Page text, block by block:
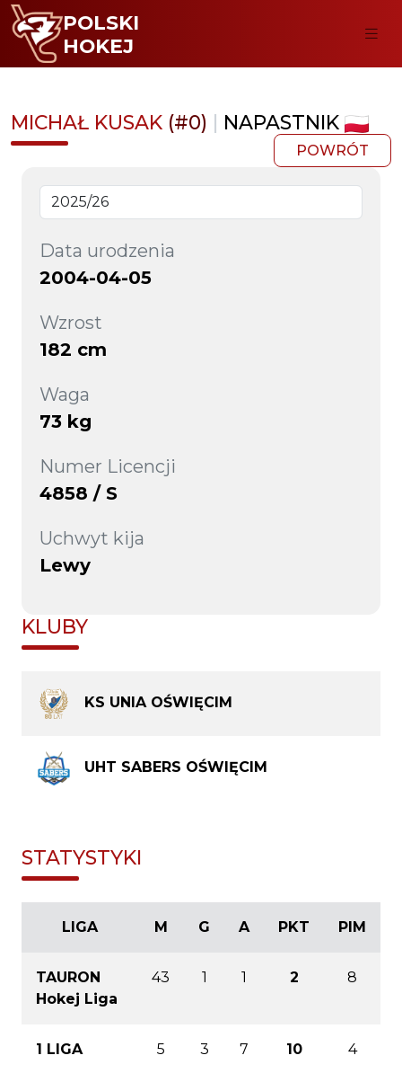
POLSKI
HOKEJ
MICHAŁ KUSAK (#0) | NAPASTNIK
POWRÓT
Data urodzenia
2004-04-05
Wzrost
182 cm
Waga
73 kg
Numer Licencji
4858 / S
Uchwyt kija
Lewy
KLUBY
KS UNIA OŚWIĘCIM
UHT SABERS OŚWIĘCIM
STATYSTYKI
LIGA M G A PKT PIM
TAURON
Hokej Liga
43 1 1 2 8
1 LIGA 5 3 7 10 4